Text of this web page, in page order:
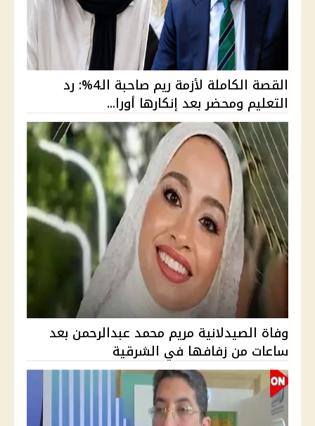
القصة الكاملة لأزمة ريم صاحبة الـ4%: رد
التعليم ومحضر بعد إنكارها أورا...
وفاة الصيدلانية مريم محمد عبدالرحمن بعد
ساعات من زفافها في الشرقية